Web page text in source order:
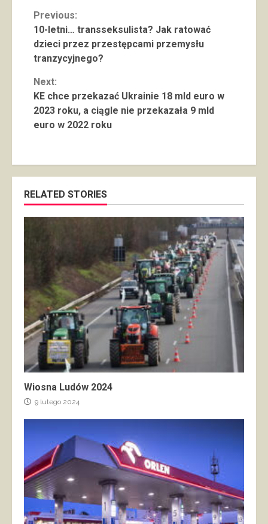
Continue
Reading
Previous:
10-letni… transseksulista? Jak ratować
dzieci przez przestępcami przemysłu
tranzycyjnego?
Next:
KE chce przekazać Ukrainie 18 mld euro w
2023 roku, a ciągle nie przekazała 9 mld
euro w 2022 roku
RELATED STORIES
Wiosna Ludów 2024
9 lutego 2024